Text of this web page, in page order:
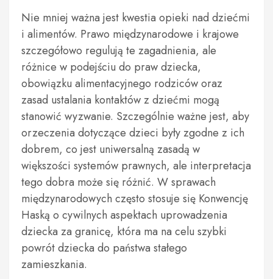
Nie mniej ważna jest kwestia opieki nad dziećmi
i alimentów. Prawo międzynarodowe i krajowe
szczegółowo regulują te zagadnienia, ale
różnice w podejściu do praw dziecka,
obowiązku alimentacyjnego rodziców oraz
zasad ustalania kontaktów z dziećmi mogą
stanowić wyzwanie. Szczególnie ważne jest, aby
orzeczenia dotyczące dzieci były zgodne z ich
dobrem, co jest uniwersalną zasadą w
większości systemów prawnych, ale interpretacja
tego dobra może się różnić. W sprawach
międzynarodowych często stosuje się Konwencję
Haską o cywilnych aspektach uprowadzenia
dziecka za granicę, która ma na celu szybki
powrót dziecka do państwa stałego
zamieszkania.